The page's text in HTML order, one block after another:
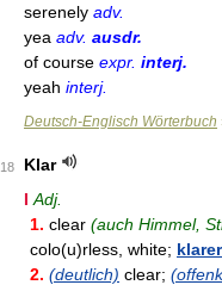
serenely adv.
yea adv. ausdr.
of course expr. interj.
yeah interj.
Deutsch-Englisch Wörterbuch
18
Klar
I Adj.
1. clear (auch Himmel,
colo(u)rless, white;
2. (deutlich) clear;